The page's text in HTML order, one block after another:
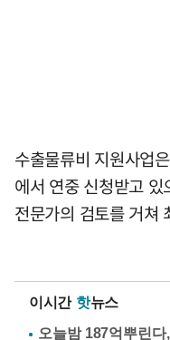
수출물류비 지원사업
에서 연중 신청받고
전문가의 검토를 거쳐
이시간 핫뉴스